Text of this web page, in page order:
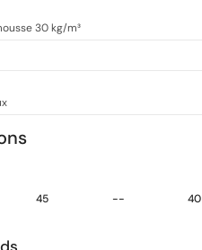
30 kg/m³
45 -- 40